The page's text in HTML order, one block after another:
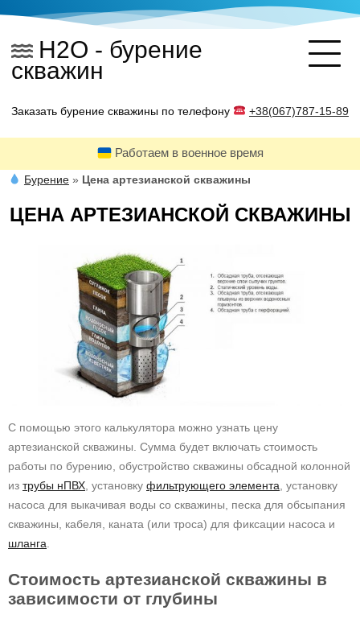
content H2O - бурение
скважин
Заказать бурение скважины по телефону +38(067)787-15-89
Работаем в военное время
Бурение» Цена артезианской скважины
ЦЕНА АРТЕЗИАНСКОЙ СКВАЖИНЫ
С помощью этого калькулятора можно узнать цену
артезианской скважины. Сумма будет включать стоимость
работы по бурению, обустройство скважины обсадной колонной
из трубы нПВХ , установку фильтрующего элемента , установку
насоса для выкачивая воды со скважины, песка для обсыпания
скважины, кабеля, каната (или троса) для фиксации насоса и
шланга
Стоимость артезианской скважины в
зависимости от глубины